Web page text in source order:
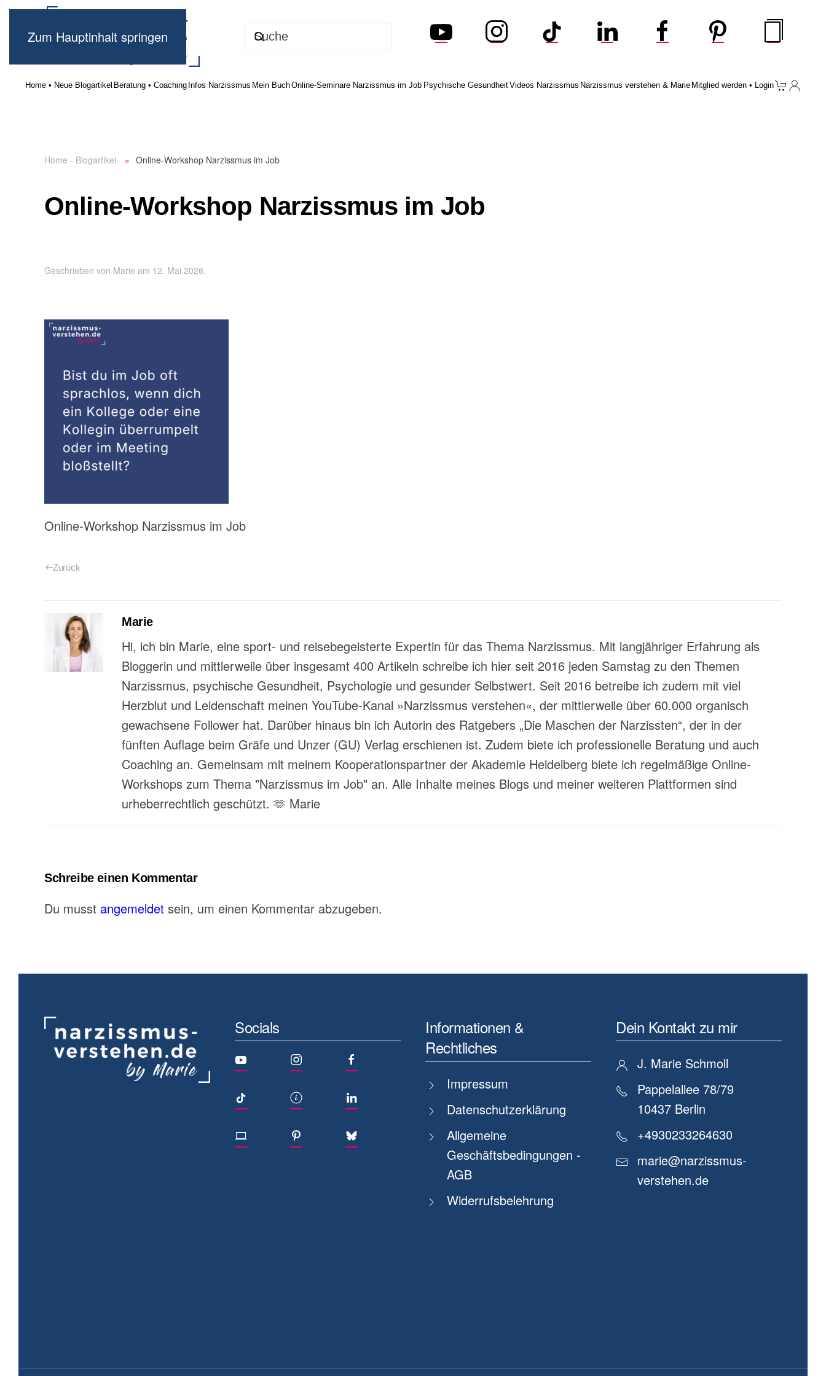
Zum Hauptinhalt springen
Home • Neue Blogartikel Beratung • Coaching Infos Narzissmus Mein BuchOnline-Seminare Narzissmus im Job Psychische GesundheitVideos Narzissmus Narzissmus verstehen & Marie Mitglied werden • Login
Home - Blogartikel Online-Workshop Narzissmus im Job
Online-Workshop Narzissmus im Job
Geschrieben von Marie am 12. Mai 2026.
Online-Workshop Narzissmus im Job
Zurück
Marie
Hi, ich bin Marie, eine sport- und reisebegeisterte Expertin für das Thema Narzissmus. Mit langjähriger Erfahrung als
Bloggerin und mittlerweile über insgesamt 400 Artikeln schreibe ich hier seit 2016 jeden Samstag zu den Themen
Narzissmus, psychische Gesundheit, Psychologie und gesunder Selbstwert. Seit 2016 betreibe ich zudem mit viel
Herzblut und Leidenschaft meinen YouTube-Kanal »Narzissmus verstehen«, der mittlerweile über 60.000 organisch
gewachsene Follower hat. Darüber hinaus bin ich Autorin des Ratgebers „Die Maschen der Narzissten“, der in der
fünften Auflage beim Gräfe und Unzer (GU) Verlag erschienen ist. Zudem biete ich professionelle Beratung und auch
Coaching an. Gemeinsam mit meinem Kooperationspartner der Akademie Heidelberg biete ich regelmäßige Online-
Workshops zum Thema "Narzissmus im Job" an. Alle Inhalte meines Blogs und meiner weiteren Plattformen sind
urheberrechtlich geschützt. 🫶 Marie
Schreibe einen Kommentar
Du musst angemeldet sein, um einen Kommentar abzugeben.
Socials
Informationen &
Rechtliches
Impressum
Datenschutzerklärung
Allgemeine
Geschäftsbedingungen -
AGB
Widerrufsbelehrung
Dein Kontakt zu mir
J. Marie Schmoll
Pappelallee 78/79
10437 Berlin
+4930233264630
marie@narzissmus-
verstehen.de